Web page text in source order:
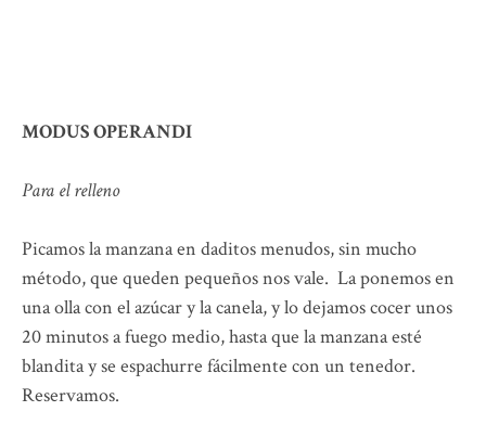
MODUS OPERANDI
Para el relleno
Picamos la manzana en daditos menudos, sin mucho
método, que queden pequeños nos vale. La ponemos en
una olla con el azúcar y la canela, y lo dejamos cocer unos
20 minutos a fuego medio, hasta que la manzana esté
blandita y se espachurre fácilmente con un tenedor.
Reservamos.